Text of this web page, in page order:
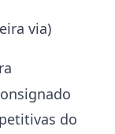
via)
do